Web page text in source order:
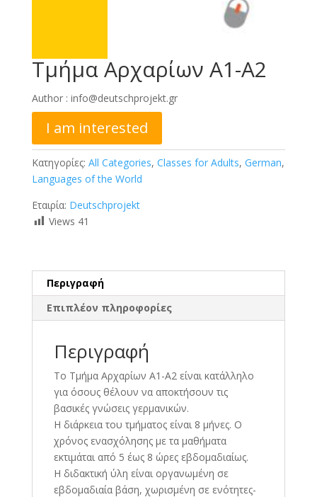
Tμήμα Αρχαρίων Α1-Α2
Author : info@deutschprojekt.gr
I am interested
Κατηγορίες: All Categories, Classes for Adults, German,
Languages of the World
Εταιρία: Deutschprojekt
Views 41
Περιγραφή
Επιπλέον πληροφορίες
Περιγραφή
Το Tμήμα Αρχαρίων Α1-Α2 είναι κατάλληλο
για όσους θέλουν να αποκτήσουν τις
βασικές γνώσεις γερμανικών.
Η διάρκεια του τμήματος είναι 8 μήνες. Ο
χρόνος ενασχόλησης με τα μαθήματα
εκτιμάται από 5 έως 8 ώρες εβδομαδιαίως.
Η διδακτική ύλη είναι οργανωμένη σε
εβδομαδιαία βάση, χωρισμένη σε ενότητες-